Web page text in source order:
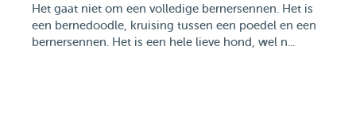
Het gaat niet om een volledige bernersennen. Het is
een bernedoodle, kruising tussen een poedel en een
bernersennen. Het is een hele lieve hond, wel n...